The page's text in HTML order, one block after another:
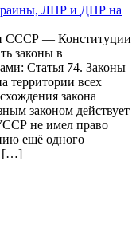
ЛНР и ДНР на
СССР — Конституции
законы в
Статья 74. Законы
территории всех
закона
законом действует
не имел право
ещё одного
[…]